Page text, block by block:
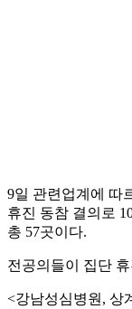
9일 관련업계에 따
휴진 동참 결의로
총 57곳이다.
전공의들이 집단
<강남성심병원, 상